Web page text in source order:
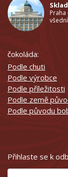
Praha
čokoláda:
Podle chuti
Podle výrobce
Podle příležitosti
Podle země
Podle původu
Přihlaste se k